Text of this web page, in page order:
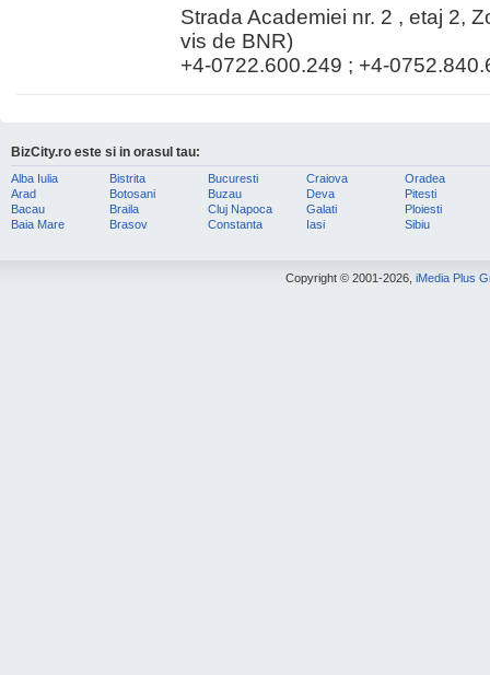
Strada Academiei nr. 2 , etaj 2,
vis de BNR)
+4-0722.600.249 ; +4-
BizCity.ro este si in orasul tau:
Alba Iulia
Arad
Bacau
Baia Mare
Bistrita
Botosani
Braila
Brasov
Bucuresti
Buzau
Cluj Napoca
Constanta
Craiova
Deva
Galati
Iasi
Oradea
Pitesti
Ploiesti
Sibiu
Copyright © 2001-2026, iMedia Plus